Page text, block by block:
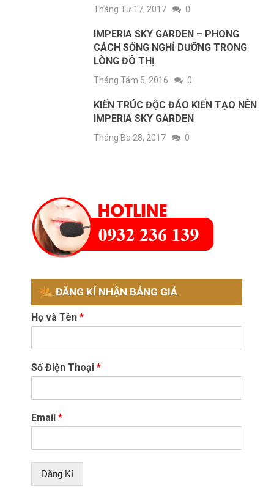
Tháng Tư 17, 2017 0
IMPERIA SKY GARDEN – PHONG
CÁCH SỐNG NGHỈ DƯỠNG TRONG
LÒNG ĐÔ THỊ
Tháng Tám 5, 2016 0
KIẾN TRÚC ĐỘC ĐÁO KIẾN TẠO NÊN
IMPERIA SKY GARDEN
Tháng Ba 28, 2017 0
ĐĂNG KÍ NHẬN BẢNG GIÁ
Họ và Tên*
Số Điện Thoại*
Email*
Đăng Kí